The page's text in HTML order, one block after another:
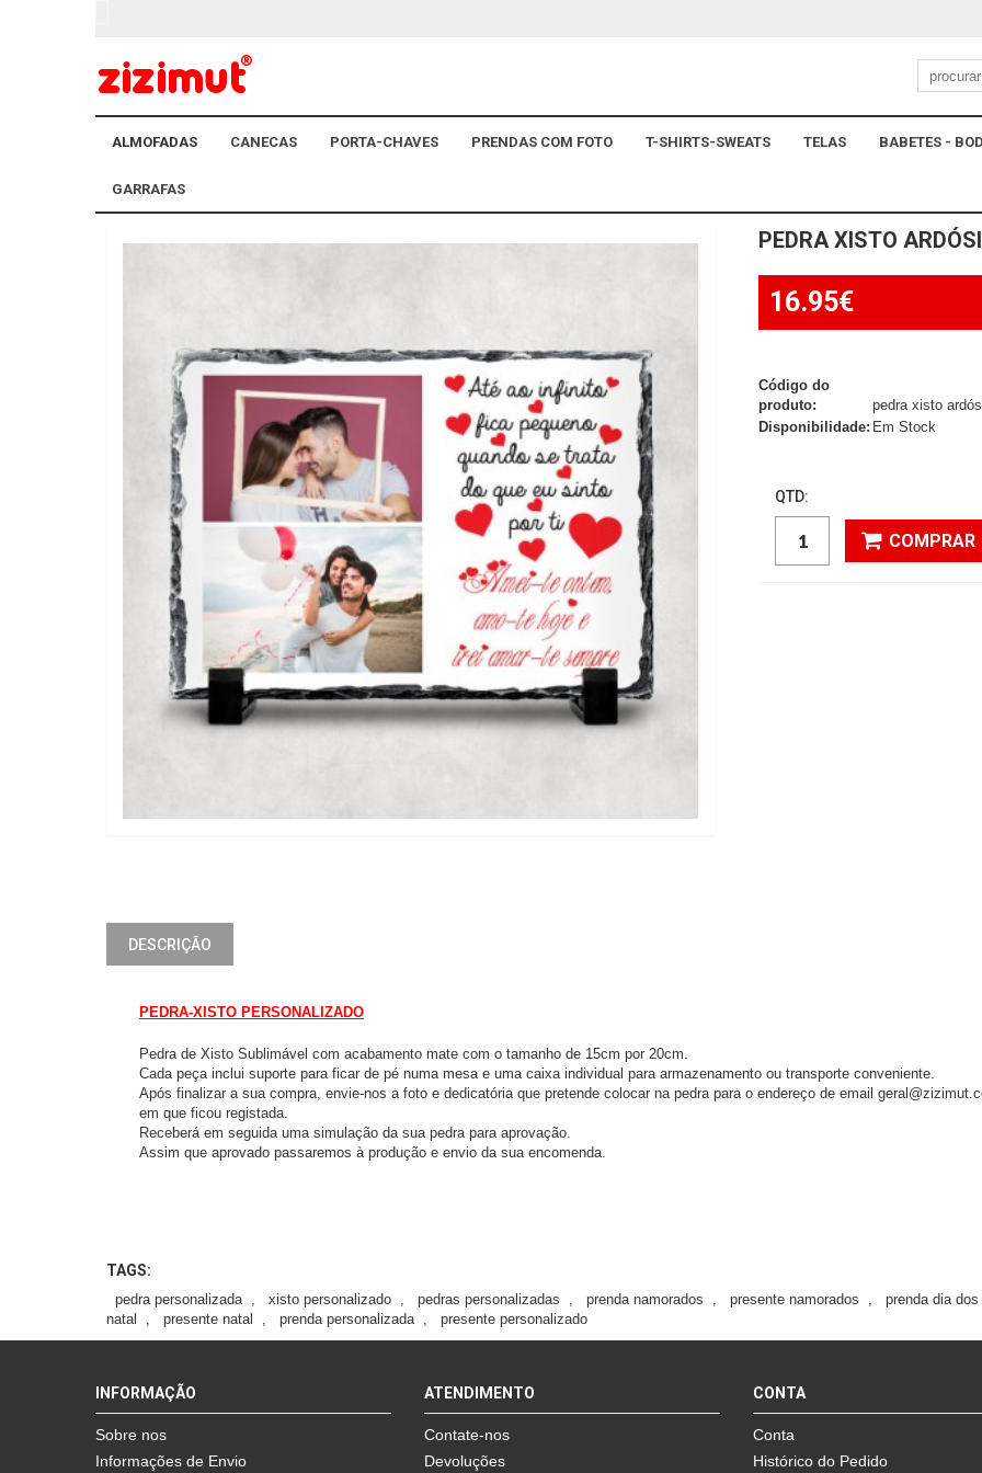
ALMOFADAS CANECAS PORTA-CHAVES PRENDAS COM FOTO T-SHIRTS-SWEATS TELAS BABETES -
GARRAFAS
PEDRA XISTO
16.95€
Código do
produto:
pedra xisto
Disponibilidade:Em Stock
QTD:
COMPRAR
DESCRIÇÃO
PEDRA-XISTO PERSONALIZADO
Pedra de Xisto Sublimável com acabamento mate com o tamanho de 15cm por 20cm.
Cada peça inclui suporte para ficar de pé numa mesa e uma caixa individual para armazenamento ou transporte conveniente.
Após finalizar a sua compra, envie-nos a foto e dedicatória que pretende colocar na pedra para o endereço de email
em que ficou registada.
Receberá em seguida uma simulação da sua pedra para aprovação.
Assim que aprovado passaremos à produção e envio da sua encomenda.
TAGS:
pedra personalizada , xisto personalizado , pedras personalizadas , prenda namorados , presente namorados , prenda dia
natal
, presente natal , prenda personalizada , presente personalizado
INFORMAÇÃO
Sobre nos
Informações de Envio
ATENDIMENTO
Contate-nos
Devoluções
CONTA
Conta
Histórico do Pedido